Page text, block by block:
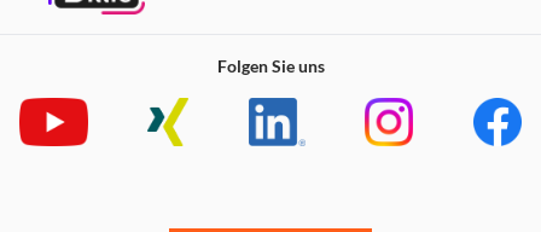
Folgen Sie uns